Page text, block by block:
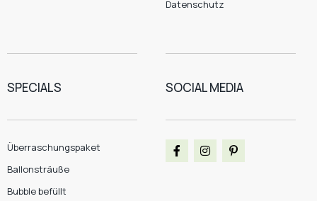
Datenschutz
SPECIALS
Überraschungspaket
Ballonsträuße
Bubble befüllt
SOCIAL MEDIA